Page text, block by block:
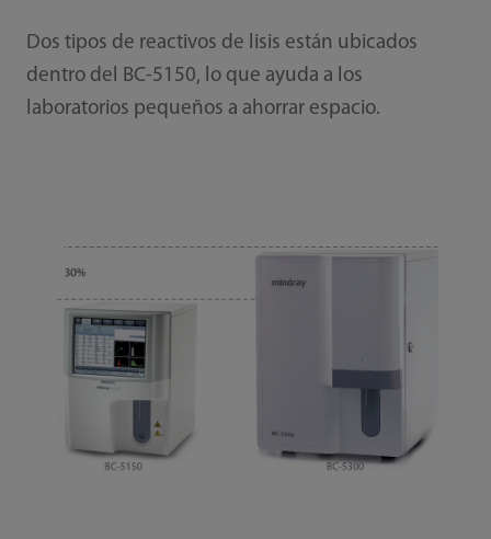
Dos tipos de reactivos de lisis están ubicados
dentro del BC-5150, lo que ayuda a los
laboratorios pequeños a ahorrar espacio.